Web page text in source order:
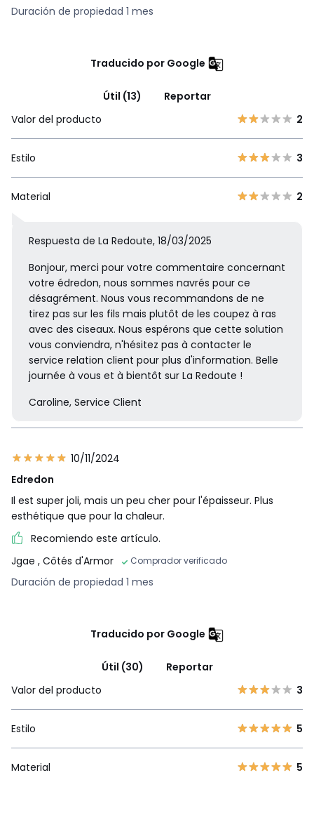
Duración de propiedad 1 mes
Traducido por Google
Útil (13)
Reportar
Valor del producto
2
Estilo 3
Material 2
Respuesta de La Redoute, 18/03/2025
Bonjour, merci pour votre commentaire concernant
votre édredon, nous sommes navrés pour ce
désagrément. Nous vous recommandons de ne
tirez pas sur les fils mais plutôt de les coupez à ras
avec des ciseaux. Nous espérons que cette solution
vous conviendra, n'hésitez pas à contacter le
service relation client pour plus d'information. Belle
journée à vous et à bientôt sur La Redoute !
Caroline, Service Client
10/11/2024
Edredon
Il est super joli, mais un peu cher pour l'épaisseur. Plus
esthétique que pour la chaleur.
Recomiendo este artículo.
Jgae , Côtés d'Armor Comprador verificado
Duración de propiedad 1 mes
Traducido por Google
Útil (30)
Reportar
Valor del producto
3
Estilo 5
Material 5